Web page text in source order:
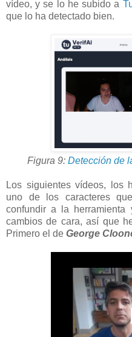
vídeo, y se lo he subido a
que lo ha detectado bien.
Figura 9: Detección de
Los siguientes vídeos, los
uno de los caracteres
confundir a la herramienta
cambios de cara, así que
Primero el de George